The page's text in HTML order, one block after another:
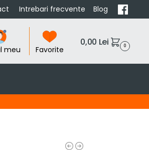
Intrebari frecvente Blog
meu Favorite
0,00 Lei 0